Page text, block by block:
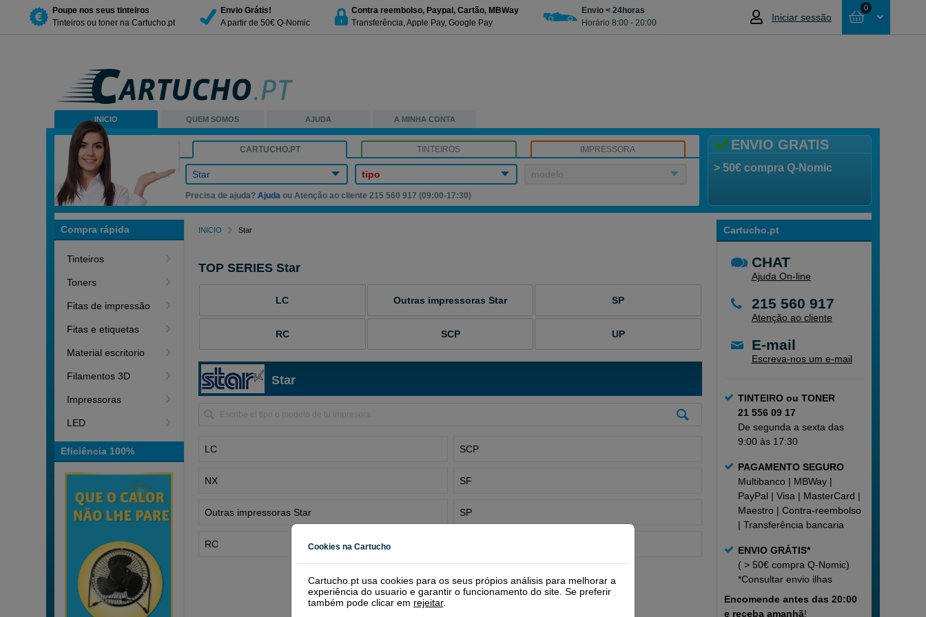
Poupe nos seus tinteiros
Tinteiros ou toner na Cartucho.pt
Envio Grátis!
A partir de 50€ Q-Nomic
Contra reembolso, Paypal, Cartão, MBWay
Transferência, Apple Pay, Google Pay
Envio < 24horas
Horário 8:00 - 20:00
Iniciar sessão
0
INICIO QUEM SOMOS AJUDA A MINHA CONTA
ENVIO GRATIS
> 50€ compra Q-Nomic
CARTUCHO.PT TINTEIROS IMPRESSORA
Star tipo modelo
Precisa de ajuda?Ajuda ou Atenção ao cliente 215 560 917 (09:00-17:30)
Compra rápida
Tinteiros
Toners
Fitas de impressão
Fitas e etiquetas
Material escritorio
Filamentos 3D
Impressoras
LED
Eficiência 100%
Cartucho.pt
CHAT
Ajuda On-line
215 560 917
Atenção ao cliente
E-mail
Escreva-nos um e-mail
TINTEIRO ou TONER
21 556 09 17
De segunda a sexta das
9:00 às 17:30
PAGAMENTO SEGURO
Multibanco | MBWay |
PayPal | Visa | MasterCard |
Maestro | Contra-reembolso
| Transferência bancaria
ENVIO GRÁTIS*
( > 50€ compra Q-Nomic)
*Consultarenvio ilhas
Encomende antes das 20:00
e receba amanhã!
INICIO Star
TOP SERIES Star
LC Outras impressoras Star SP
RC SCP UP
Star
LC
NX
Outras impressoras Star
RC
SCP
SF
SP
Cookies na Cartucho
Cartucho.pt usa cookies para os seus própios análisis para melhorar a
experiência do usuario e garantir o funcionamento do site. Se preferir
também pode clicar em rejeitar.